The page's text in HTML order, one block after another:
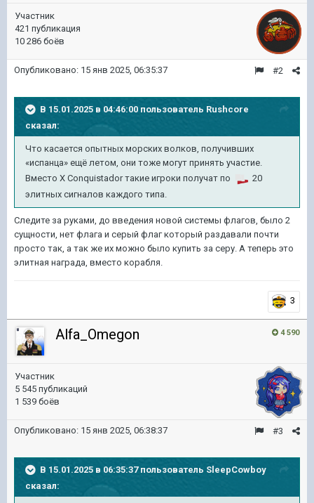
Участник
421 публикация
10 286 боёв
#2
Опубликовано: 15 янв 2025, 06:35:37
В 15.01.2025 в 04:46:00 пользователь Rushcore
сказал:
Что касается опытных морских волков, получивших
«испанца» ещё летом, они тоже могут принять участие.
Вместо X Conquistadorтакие игроки получат по 20
элитных сигналов каждого типа.
Следите за руками, до введения новой системы флагов, было 2
сущности, нет флага и серый флаг который раздавали почти
просто так, а так же их можно было купить за серу. А теперь это
элитная награда, вместо корабля.
3
4 590
Alfa_Omegon
Участник
5 545 публикаций
1 539 боёв
#3
Опубликовано: 15 янв 2025, 06:38:37
В 15.01.2025 в 06:35:37 пользователь SleepCowboy
сказал: